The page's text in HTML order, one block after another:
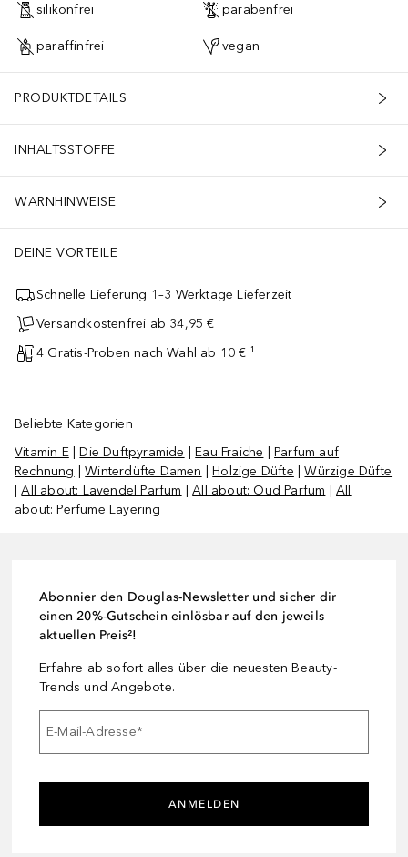
silikonfrei parabenfrei
paraffinfrei vegan
PRODUKTDETAILS
INHALTSSTOFFE
WARNHINWEISE
DEINE VORTEILE
Schnelle Lieferung 1–3 Werktage Lieferzeit
Versandkostenfrei ab 34,95 €
4 Gratis-Proben nach Wahl ab 10 € ¹
Beliebte Kategorien
Vitamin E|Die Duftpyramide |Eau Fraiche |Parfum auf
Rechnung |Winterdüfte Damen |Holzige Düfte |Würzige Düfte
|All about: Lavendel Parfum |All about: Oud Parfum |All
about: Perfume Layering
Abonnier den Douglas-Newsletter und sicher dir
einen 20%-Gutschein einlösbar auf den jeweils
aktuellen Preis²!
Erfahre ab sofort alles über die neuesten Beauty-
Trends und Angebote.
E-Mail-Adresse*
ANMELDEN